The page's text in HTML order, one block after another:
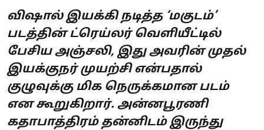
விஷால் இயக்கி நடித்த ‘மகுடம்’
படத்தின் ட்ரெய்லர் வெளியீட்டில்
பேசிய அஞ்சலி, இது அவரின் முதல்
இயக்குநர் முயற்சி என்பதால்
குழுவுக்கு மிக நெருக்கமான படம்
என கூறுகிறார். அன்னபூரணி
கதாபாத்திரம் தன்னிடம் இருந்து